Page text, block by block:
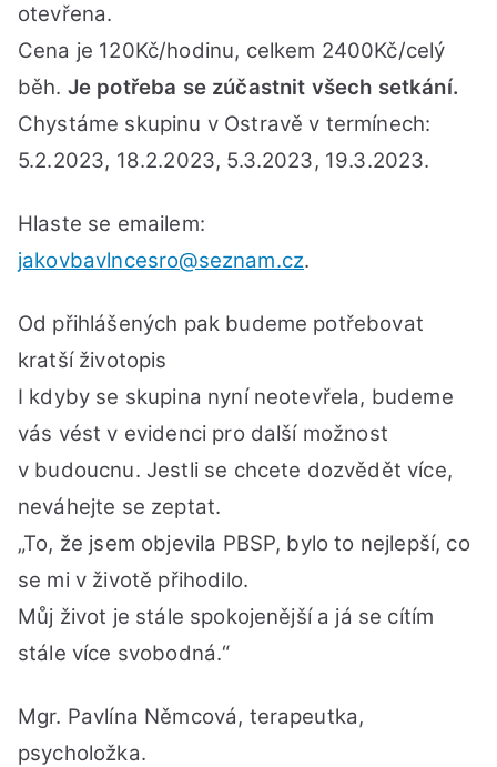
otevřena.
Cena je 120Kč/hodinu, celkem 2400Kč/celý
běh. Je potřeba se zúčastnit všech setkání.
Chystáme skupinu v Ostravě v termínech:
5.2.2023, 18.2.2023, 5.3.2023, 19.3.2023.
Hlaste se emailem:
jakovbavlncesro@seznam.cz.
Od přihlášených pak budeme potřebovat
kratší životopis
I kdyby se skupina nyní neotevřela, budeme
vás vést v evidenci pro další možnost
v budoucnu. Jestli se chcete dozvědět více,
neváhejte se zeptat.
„To, že jsem objevila PBSP, bylo to nejlepší, co
se mi v životě přihodilo.
Můj život je stále spokojenější a já se cítím
stále více svobodná.“
Mgr. Pavlína Němcová, terapeutka,
psycholožka.